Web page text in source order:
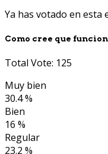
Ya has votado en esta
Como cree que
Total Vote: 125
Muy bien
30.4 %
Bien
16 %
Regular
23.2 %